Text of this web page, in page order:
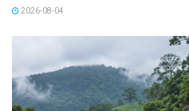
2026-08-04